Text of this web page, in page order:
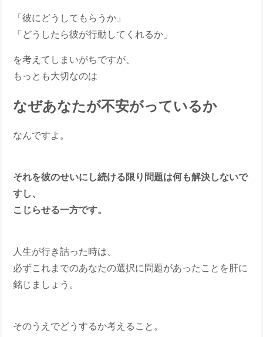
「彼にどうしてもらうか」
「どうしたら彼が行動してくれるか」
を考えてしまいがちですが、
もっとも大切なのは
なぜあなたが不安がっているか
なんですよ。
それを彼のせいにし続ける限り問題は何も解決しないで
すし、
こじらせる一方です。
人生が行き詰った時は、
必ずこれまでのあなたの選択に問題があったことを肝に
銘じましょう。
そのうえでどうするか考えること。